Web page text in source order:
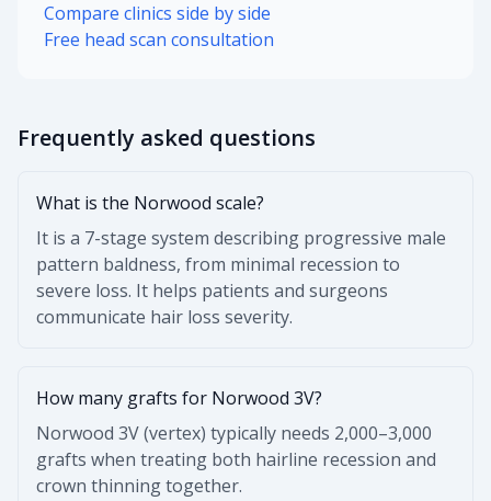
Compare clinics side by side
Free head scan consultation
Frequently asked questions
What is the Norwood scale?
It is a 7-stage system describing progressive male
pattern baldness, from minimal recession to
severe loss. It helps patients and surgeons
communicate hair loss severity.
How many grafts for Norwood 3V?
Norwood 3V (vertex) typically needs 2,000–3,000
grafts when treating both hairline recession and
crown thinning together.